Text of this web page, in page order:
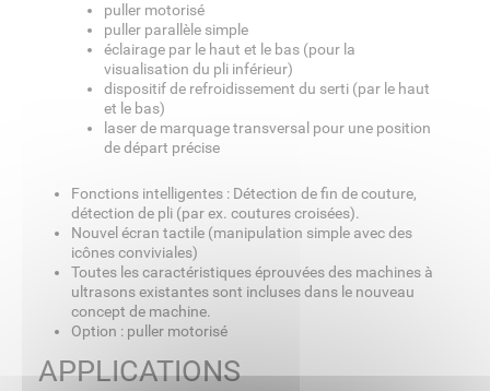
puller motorisé
puller parallèle simple
éclairage par le haut et le bas (pour la
visualisation du pli inférieur)
dispositif de refroidissement du serti (par le haut
et le bas)
laser de marquage transversal pour une position
de départ précise
Fonctions intelligentes : Détection de fin de couture,
détection de pli (par ex. coutures croisées).
Nouvel écran tactile (manipulation simple avec des
icônes conviviales)
Toutes les caractéristiques éprouvées des machines à
ultrasons existantes sont incluses dans le nouveau
concept de machine.
Option : puller motorisé
APPLICATIONS